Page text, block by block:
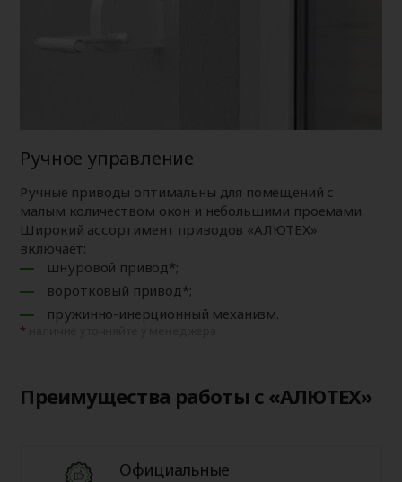
Ручное управление
Ручные приводы оптимальны для помещений с
малым количеством окон и небольшими проемами.
Широкий ассортимент приводов «АЛЮТЕХ»
включает:
шнуровой привод*;
воротковый привод*;
пружинно-инерционный механизм.
Преимущества работы с «АЛЮТЕХ»
Официальные